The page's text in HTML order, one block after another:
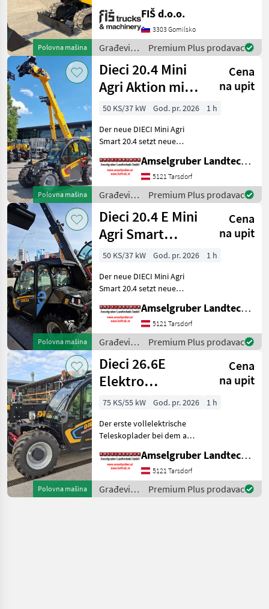
Polovna mašina
FIŠ d.o.o.
3303 Gomilsko
Građevinski
strojevi /
JCB
Premium Plus prodavac
Polovna mašina
Dieci 20.4 Mini
Agri Aktion mit
Österreichpaket
Cena
na upit
50 KS/37 kW God. pr. 2026
1 h
Der neue DIECI Mini Agri
Smart 20.4 setzt neue
Teleskopladermarkt. Stufe
5 Motor - -Größte Kabine
(Baugleich vom Modell 26.6
Mini Agri) -50
Amselgruber Landtechnik GmbH
5121 Tarsdorf
Građevinski
strojevi /
Dieci
Premium Plus prodavac
Polovna mašina
Dieci 20.4 E Mini
Agri Smart
ELEKTRO
Teleskoplader
TOP
Cena
na upit
50 KS/37 kW God. pr. 2026
1 h
Der neue DIECI Mini Agri
Smart 20.4 setzt neue
Teleskopladermarkt. 100 %
Elektro! -Größte Kabine
(Baugleich vom Modell 26.6
Mini Agri) -Echt
Amselgruber Landtechnik GmbH
5121 Tarsdorf
Građevinski
strojevi /
Dieci
Premium Plus prodavac
Polovna mašina
Dieci 26.6E
Elektro
Teleskoplader
Österreichpaket
Cena
na upit
75 KS/55 kW God. pr. 2026
1 h
Der erste vollelektrische
Teleskoplader bei dem an
wurde - MADE BY DIECI!
AKTION: DIECI 26.6 E
Elektro Mini Agri NEU mit
Österreichpaket (TOP
Amselgruber Landtechnik GmbH
5121 Tarsdorf
Građevinski
strojevi /
Premium Plus prodavac